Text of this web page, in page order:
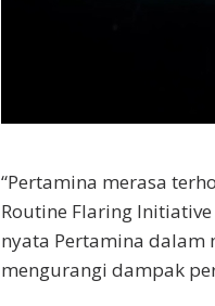
“Pertamina merasa
Routine Flaring
nyata Pertamina
mengurangi dampak